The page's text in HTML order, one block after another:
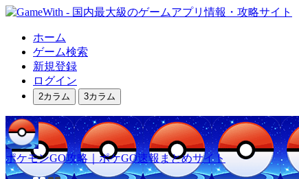
ホーム
ゲーム検索
新規登録
ログイン
2カラム 3カラム
ポケモンGO攻略｜ポケGO速報まとめサイト